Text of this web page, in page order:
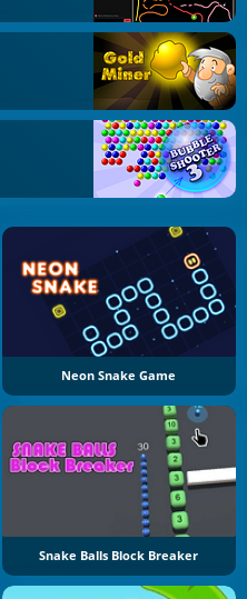
Neon Snake Game
Snake Balls Block Breaker